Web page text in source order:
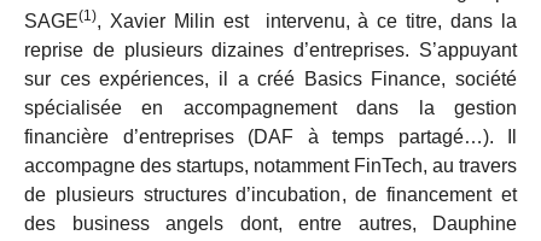
SAGE(1), Xavier Milin est intervenu, à ce titre, dans la
reprise de plusieurs dizaines d’entreprises. S’appuyant
sur ces expériences, il a créé Basics Finance, société
spécialisée en accompagnement dans la gestion
financière d’entreprises (DAF à temps partagé…). Il
accompagne des startups, notamment FinTech, au travers
de plusieurs structures d’incubation, de financement et
des business angels dont, entre autres, Dauphine